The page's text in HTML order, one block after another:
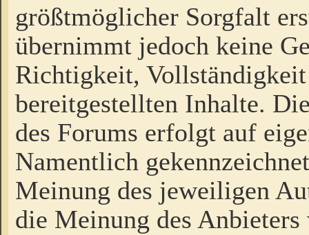
größtmöglicher Sorgfalt
übernimmt jedoch keine
Richtigkeit,
bereitgestellten Inhalte.
des Forums erfolgt auf
Namentlich
Meinung des jeweiligen
die Meinung des Anbieters